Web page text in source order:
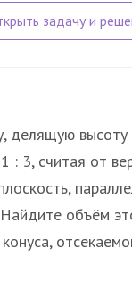
делящую высоту
: 3, считая от
объём